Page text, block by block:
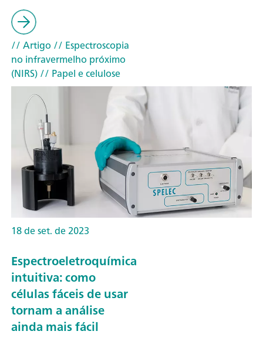
// Artigo // Espectroscopia
no infravermelho próximo
(NIRS)// Papel e celulose
18 de set. de 2023
Espectroeletroquímica
intuitiva: como
células fáceis de usar
tornam a análise
ainda mais fácil